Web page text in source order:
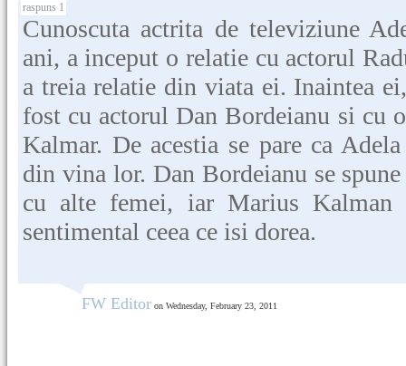
raspuns 1
Cunoscuta actrita de televiziune
ani, a inceput o relatie cu actorul
a treia relatie din viata ei. Inaintea
fost cu actorul Dan Bordeianu si cu
Kalmar. De acestia se pare ca
din vina lor. Dan Bordeianu se
cu alte femei, iar Marius
sentimental ceea ce isi dorea.
FW Editor on Wednesday, February 23, 2011